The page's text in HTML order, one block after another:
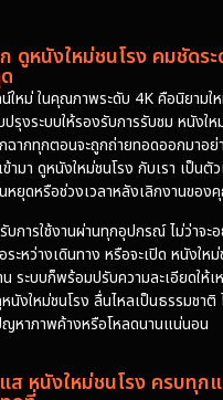
ดูหนังใหม่ชนโรง คมชัดร
ใหม่ ในคุณภาพระดับ 4K คือนิยามใ
รุงระบบให้รองรับการรับชม หนังให
ฉากทุกตอนจะถูกถ่ายทอดออกมาอ
ข้ามา ดูหนังใหม่ชนโรง กับเรา เป็นตั
หยุดหรือช่วงเวลาหลังเลิกงานของ
การใช้งานผ่านทุกอุปกรณ์ ไม่ว่าจะ
ะหว่างเดินทาง หรือจะเปิด หนังให
ระบบก็พร้อมปรับความละเอียดให้เ
นังใหม่ชนโรง ลื่นไหลเป็นธรรมชา
หาภาพค้างหรือโหลดนานแน่นอน
ส หนังใหม่ชนโรง ครบทุก